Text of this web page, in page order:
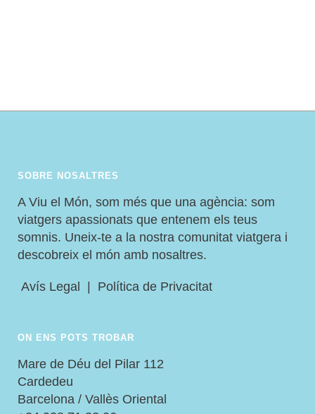
SOBRE NOSALTRES
A Viu el Món, som més que una agència: som
viatgers apassionats que entenem els teus
somnis. Uneix-te a la nostra comunitat viatgera i
descobreix el món amb nosaltres.
Avís Legal | Política de Privacitat
ON ENS POTS TROBAR
Mare de Déu del Pilar 112
Cardedeu
Barcelona / Vallès Oriental